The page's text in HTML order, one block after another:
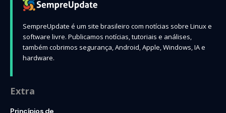
SempreUpdate é um site brasileiro com notícias sobre Linux e
software livre. Publicamos notícias, tutoriais e análises,
também cobrimos segurança, Android, Apple, Windows, IA e
hardware.
Extra
Princípios de